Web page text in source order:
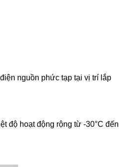
nguồn phức tạp tại vị trí lắp
độ hoạt động rộng từ -30°C đến